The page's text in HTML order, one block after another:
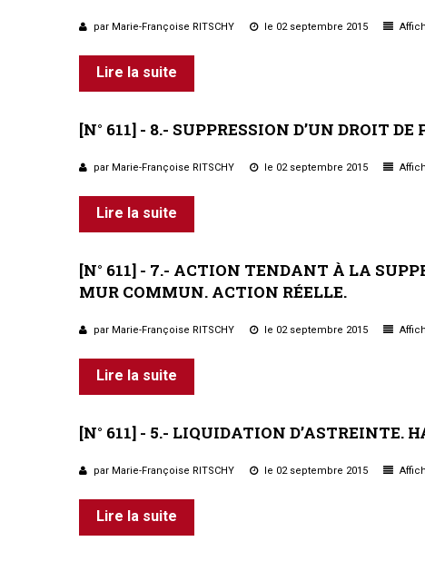
par Marie-Françoise RITSCHY le 02 septembre 2015
Lire la suite
[N° 611] - 8.- SUPPRESSION D’UN DROIT DE
par Marie-Françoise RITSCHY le 02 septembre 2015
Lire la suite
[N° 611] - 7.- ACTION TENDANT À LA
MUR COMMUN. ACTION RÉELLE.
par Marie-Françoise RITSCHY le 02 septembre 2015
Lire la suite
[N° 611] - 5.- LIQUIDATION D’ASTREINTE.
par Marie-Françoise RITSCHY le 02 septembre 2015
Lire la suite